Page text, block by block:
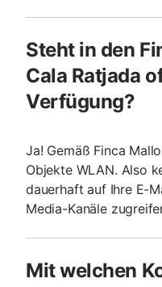
Steht in den
Cala Ratjada
Verfügung?
Ja! Gemäß Finca
Objekte WLAN. Also
dauerhaft auf Ihre E-
Media-Kanäle
Mit welchen